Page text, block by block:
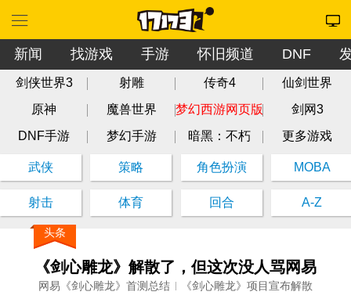
新闻 找游戏 手游 怀旧频道 DNF
剑侠世界3 射雕 传奇4
仙剑世界
原神
魔兽世界 梦幻西游网页版
剑网3
DNF手游
梦幻手游 暗黑：不朽 更多游戏
武侠 策略 角色扮演 MOBA
射击 体育 回合 A-Z
《剑心雕龙》解散了，但这次没人骂网易
网易《剑心雕龙》首测总结 《剑心雕龙》项目宣布解散
头条